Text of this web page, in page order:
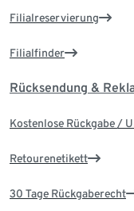
Filialreservierung
Filialfinder
Rücksendung &
Kostenlose Rückgabe /
Retourenetikett
30 Tage Rückgaberecht